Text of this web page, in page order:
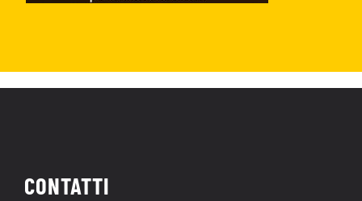
CONTATTI